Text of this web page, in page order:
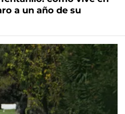
a un año de su